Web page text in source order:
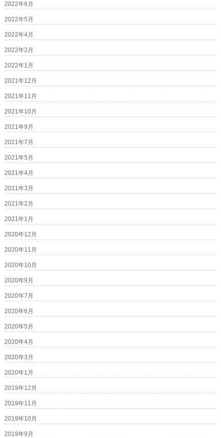
2022年6月
2022年5月
2022年4月
2022年2月
2022年1月
2021年12月
2021年11月
2021年10月
2021年9月
2021年7月
2021年5月
2021年4月
2021年3月
2021年2月
2021年1月
2020年12月
2020年11月
2020年10月
2020年9月
2020年7月
2020年6月
2020年5月
2020年4月
2020年3月
2020年1月
2019年12月
2019年11月
2019年10月
2019年9月